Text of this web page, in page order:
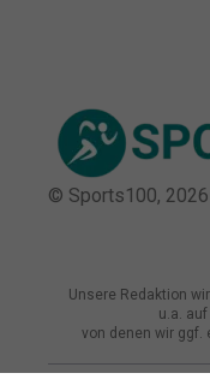
© Sports100, 2026
Unsere Redaktion
u.a.
von denen wir ggf.